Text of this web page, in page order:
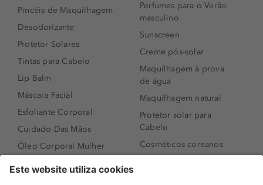
Pincéis de Maquilhagem
Desodorizante
Protetor Solares
Tintas para Cabelo
Lip Balm
Máscara Facial
Esfoliante Corporal
Cuidado Das Mãos
Óleo Corporal Mulher
Perfumes para o Verão
masculino
Sunscreen
Creme pós-solar
Maquilhagem à prova
de água
Maquilhagem natural
Protetor solar para
Cabelo
Cosméticos coreanos